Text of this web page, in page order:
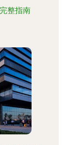
整指南